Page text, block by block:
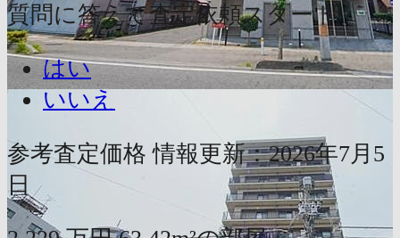
質問に答えて査定依頼スタート
はい
いいえ
参考査定価格 情報更新：2026年7月5
日